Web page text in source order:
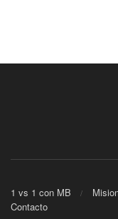
1 vs 1 con MB
Contacto